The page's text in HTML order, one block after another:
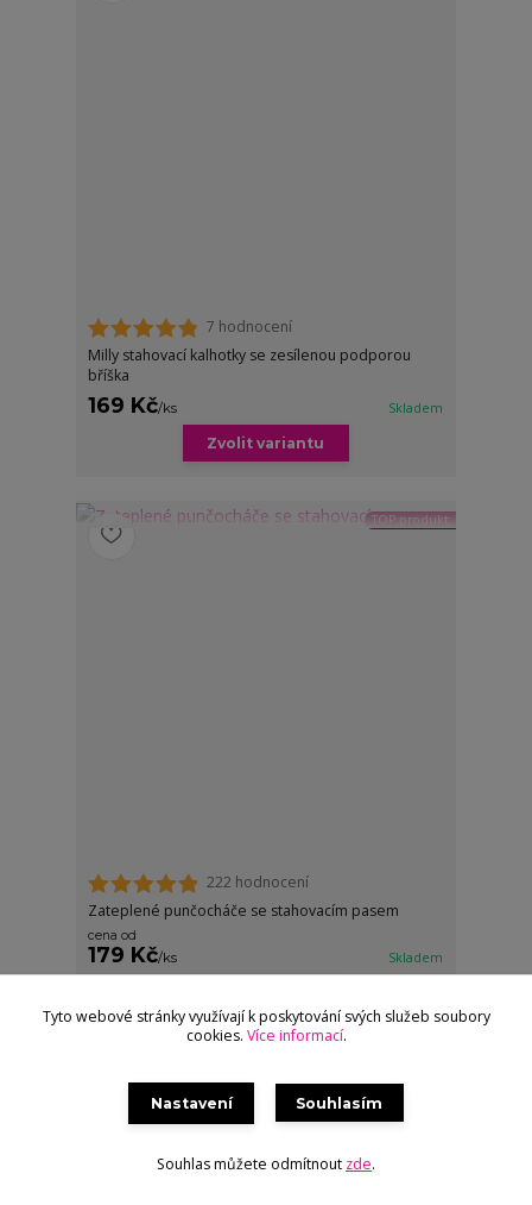
7 hodnocení
Milly stahovací kalhotky se zesílenou podporou
bříška
169 Kč/ks Skladem
Zvolit variantu
TOP produkt
222 hodnocení
Zateplené punčocháče se stahovacím pasem
cena od
179 Kč/ks Skladem
Tyto webové stránky využívají k poskytování svých služeb soubory
cookies. Více informací.
Nastavení Souhlasím
Souhlas můžete odmítnout zde.